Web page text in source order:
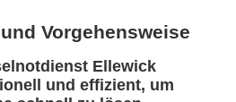
Vorgehensweise
Ellewick
und effizient, um